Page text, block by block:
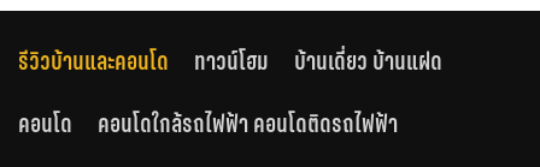
รีวิวบ้านและคอนโด ทาวน์โฮม
บ้านเดี่ยว บ้านแฝด
คอนโด
คอนโดใกล้รถไฟฟ้า คอนโดติดรถไฟฟ้า